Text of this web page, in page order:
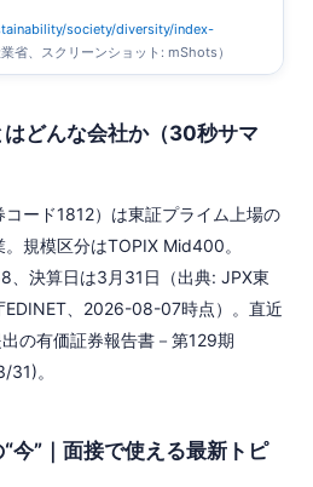
society/diversity/index-
省、スクリーンショット: mShots）
はどんな会社か（30秒サマ
ード1812）は東証プライム上場の
規模区分はTOPIX Mid400。
、決算日は3月31日（出典: JPX東
EDINET、2026-08-07時点）。直近
の有価証券報告書－第129期
。
今”｜面接で使える最新トピ